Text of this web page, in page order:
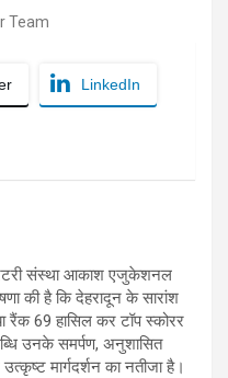
Team
LinkedIn
संस्था आकाश एजुकेशनल
की है कि देहरादून के सारांश
रैंक 69 हासिल कर टॉप स्कोरर
उनके समर्पण, अनुशासित
मार्गदर्शन का नतीजा है।